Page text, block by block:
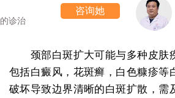
王树申
一科主任
擅长：外科手术治疗各
颈部白斑扩大可能与多种皮肤
包括白癜风，花斑癣，白色糠疹等
破坏导致边界清晰的白斑扩散，需